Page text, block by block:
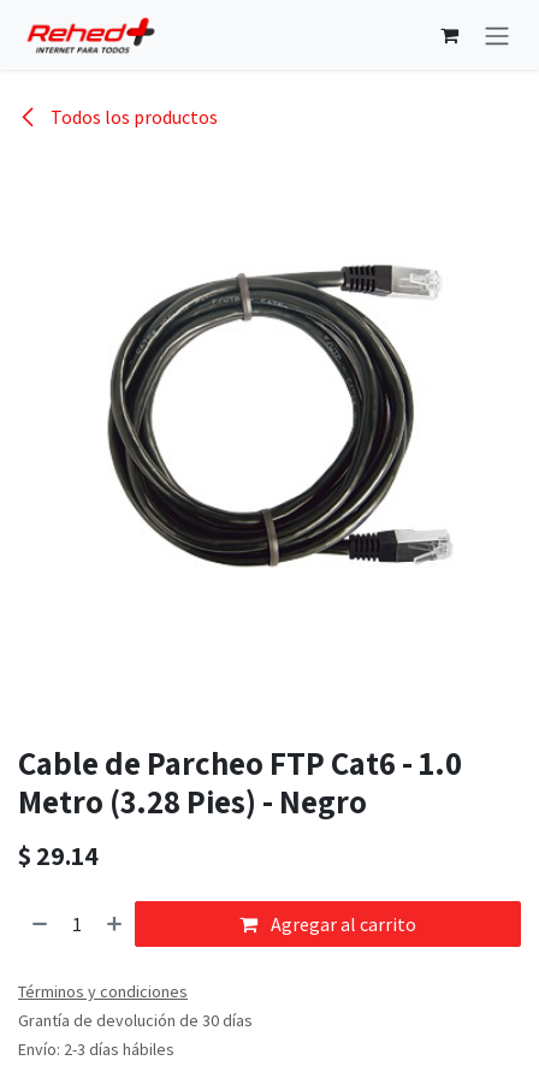
Todos los productos
Cable de Parcheo FTP Cat6 - 1.0
Metro (3.28 Pies) - Negro
$ 29.14
Agregar al carrito
Términos y condiciones
Grantía de devolución de 30 días
Envío: 2-3 días hábiles